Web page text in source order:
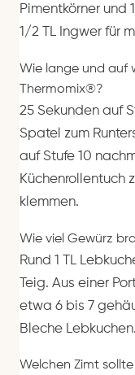
Pimentkörner und
1/2 TL Ingwer für
Wie lange und auf
Thermomix®?
25 Sekunden auf
Spatel zum
auf Stufe 10
Küchenrollentuch
klemmen.
Wie viel Gewürz
Rund 1 TL
Teig. Aus einer
etwa 6 bis 7
Bleche Lebkuchen.
Welchen Zimt